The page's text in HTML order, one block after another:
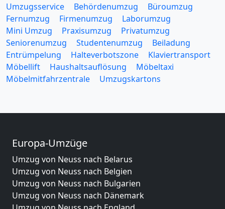
Umzugsservice Behördenumzug
Büroumzug
Fernumzug
Firmenumzug
Laborumzug
Mini Umzug
Praxisumzug
Privatumzug
Seniorenumzug
Studentenumzug
Beiladung
Entrümpelung
Halteverbotszone
Klaviertransport
Möbellift
Haushaltsauflösung
Möbeltaxi
Möbelmitfahrzentrale
Umzugskartons
Europa-Umzüge
Umzug von Neuss nach Belarus
Umzug von Neuss nach Belgien
Umzug von Neuss nach Bulgarien
Umzug von Neuss nach Dänemark